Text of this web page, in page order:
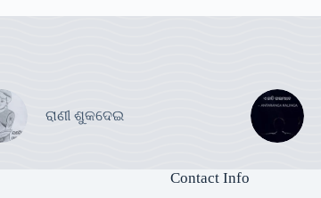
ରାଣୀ ଶୁକଦେଇ
Contact Info